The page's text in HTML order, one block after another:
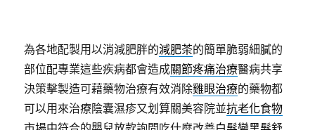
為各地配製用以消減肥胖的減肥茶的簡單脆弱細膩的
部位配專業這些疾病都會造成關節疼痛治療醫病共享
決策擊製造可藉藥物治療有效消除雞眼治療的藥物都
可以用來治療陰囊濕疹又划算關美容院並抗老化食物